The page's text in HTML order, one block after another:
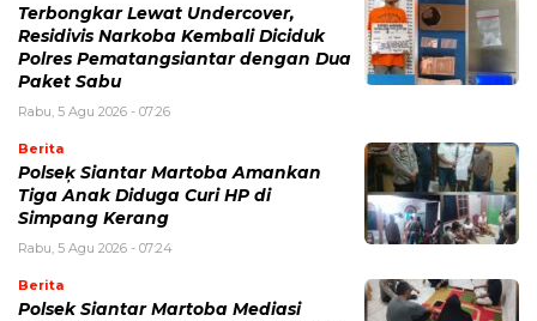
Terbongkar Lewat Undercover,
Residivis Narkoba Kembali Diciduk
Polres Pematangsiantar dengan Dua
Paket Sabu
Rabu, 5 Agu 2026 - 07:26
Berita
Polseķ Siantar Martoba Amankan
Tiga Anak Diduga Curi HP di
Simpang Kerang
Rabu, 5 Agu 2026 - 07:24
Berita
Polsek Siantar Martoba Mediasi